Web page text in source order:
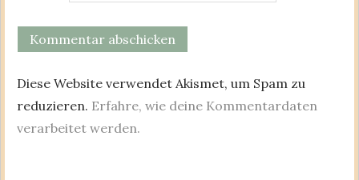
Diese Website verwendet Akismet, um Spam zu
reduzieren. Erfahre, wie deine Kommentardaten
verarbeitet werden.